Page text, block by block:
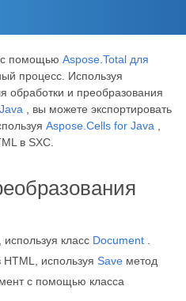
с помощью Aspose.Total для
процесс. Используя
обработки и преобразования
, вы можете экспортировать
Aspose.Cells for Java
в SXC.
класс Document
используя Save метод
с помощью класса